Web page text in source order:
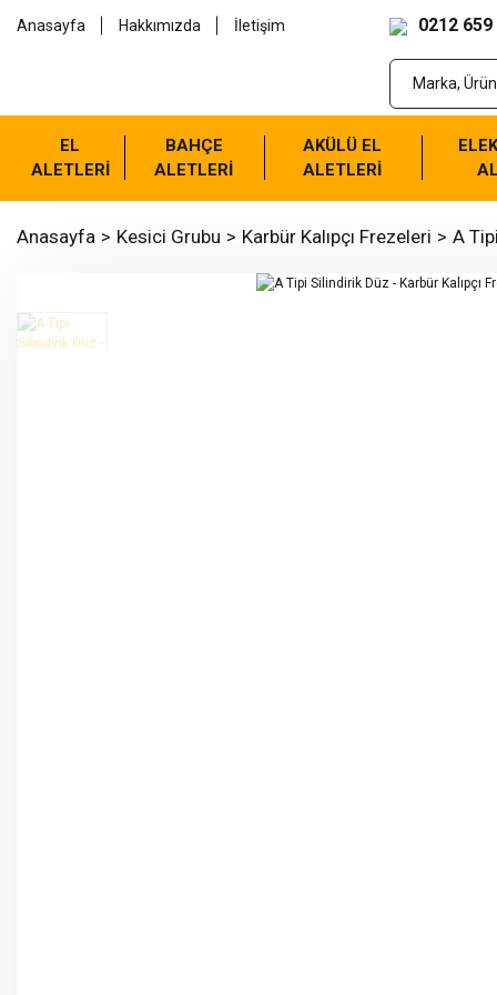
Anasayfa Hakkımızda İletişim 0212 659
EL
ALETLERİ
BAHÇE
ALETLERİ
AKÜLÜ EL
ALETLERİ
Anasayfa Kesici Grubu Karbür Kalıpçı Frezeleri A